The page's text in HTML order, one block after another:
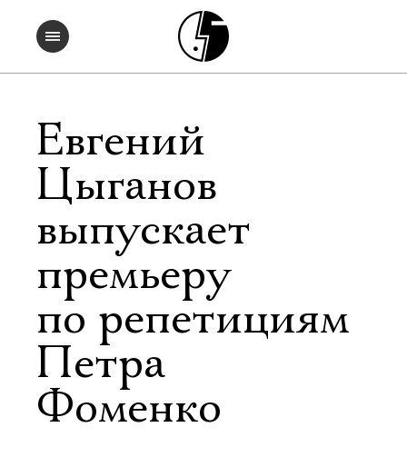
Евгений
Цыганов
выпускает
премьеру
по репетициям
Петра
Фоменко